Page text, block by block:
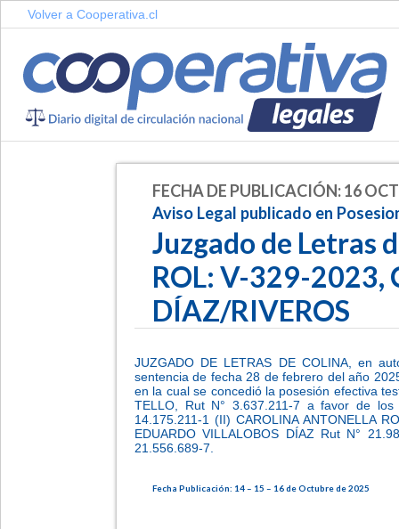
Volver a Cooperativa.cl
FECHA DE PUBLICACIÓN: 16
Aviso Legal publicado en
Juzgado de Letras
ROL: V-329-2023,
DÍAZ/RIVEROS
JUZGADO DE LETRAS DE COLINA, en
sentencia de fecha 28 de febrero del año
en la cual se concedió la posesión efectiva
TELLO, Rut N° 3.637.211-7 a favor de los
14.175.211-1 (II) CAROLINA ANTONELLA
EDUARDO VILLALOBOS DÍAZ Rut N°
21.556.689-7.
Fecha Publicación: 14 – 15 – 16 de Octubre de 2025